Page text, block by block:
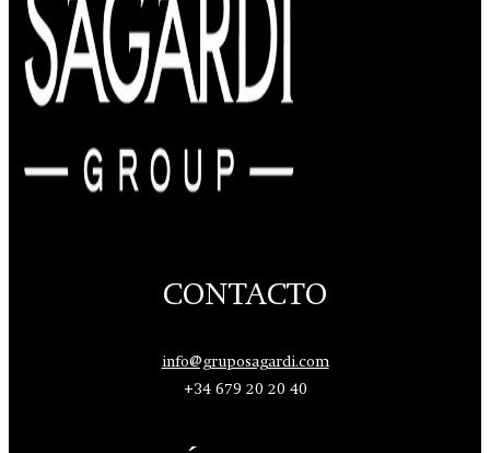
CONTACTO
info@gruposagardi.com
+34 679 20 20 40